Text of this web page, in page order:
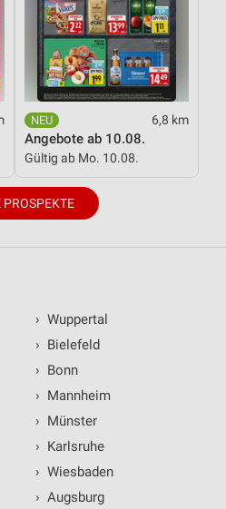
6,8 km
Angebote ab 10.08.
Gültig ab Mo. 10.08.
PROSPEKTE
› Wuppertal
› Bielefeld
› Bonn
› Mannheim
› Münster
› Karlsruhe
› Wiesbaden
› Augsburg